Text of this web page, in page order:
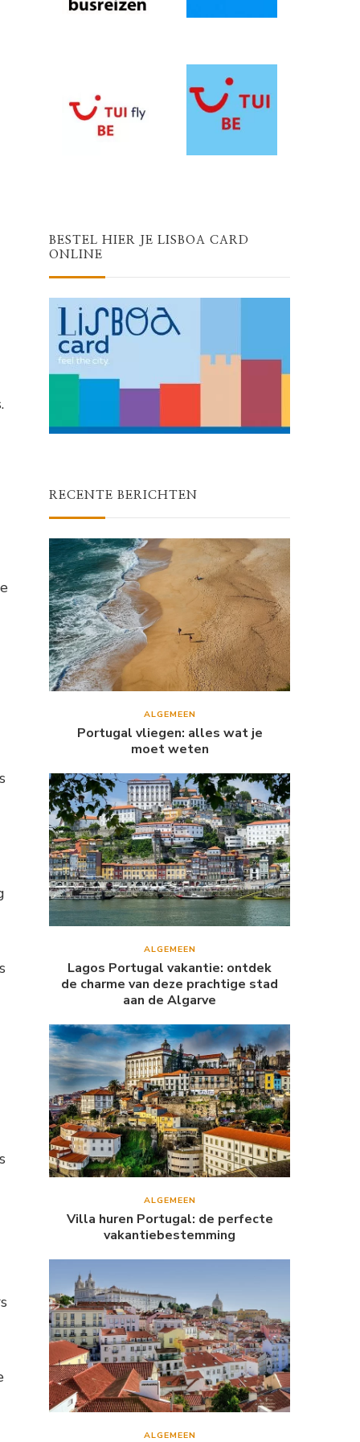
BESTEL HIER JE LISBOA CARD
ONLINE
RECENTE BERICHTEN
ALGEMEEN
Portugal vliegen: alles wat je
moet weten
ALGEMEEN
Lagos Portugal vakantie: ontdek
de charme van deze prachtige stad
aan de Algarve
ALGEMEEN
Villa huren Portugal: de perfecte
vakantiebestemming
ALGEMEEN